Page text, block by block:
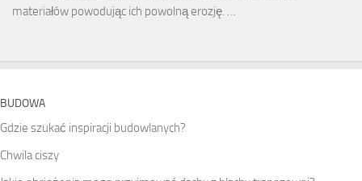
materiałów powodując ich powolną erozję. …
BUDOWA
Gdzie szukać inspiracji budowlanych?
Chwila ciszy